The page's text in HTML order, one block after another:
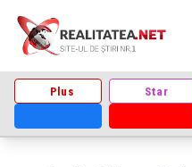
Plus Star